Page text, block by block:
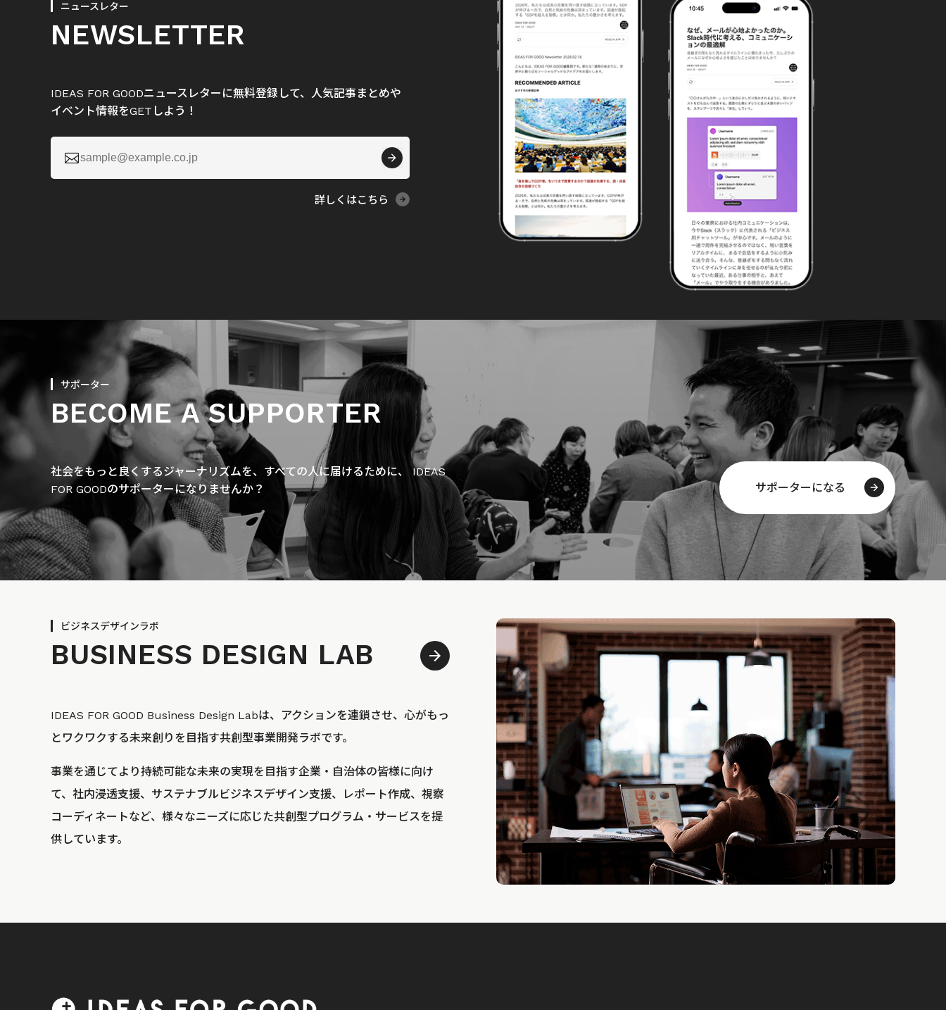
ニュースレター
NEWSLETTER
IDEAS FOR GOODニュースレターに無料登録して、人気記事まとめや
イベント情報をGETしよう！

詳しくはこちら
サポーター
BECOME A SUPPORTER
社会をもっと良くするジャーナリズムを、すべての人に届けるために、 IDEAS
FOR GOODのサポーターになりませんか？
サポーターになる
ビジネスデザインラボ
BUSINESS DESIGN LAB
IDEAS FOR GOOD Business Design Labは、アクションを連鎖させ、心がもっ
とワクワクする未来創りを目指す共創型事業開発ラボです。
事業を通じてより持続可能な未来の実現を目指す企業・自治体の皆様に向け
て、社内浸透支援、サステナブルビジネスデザイン支援、レポート作成、視察
コーディネートなど、様々なニーズに応じた共創型プログラム・サービスを提
供しています。